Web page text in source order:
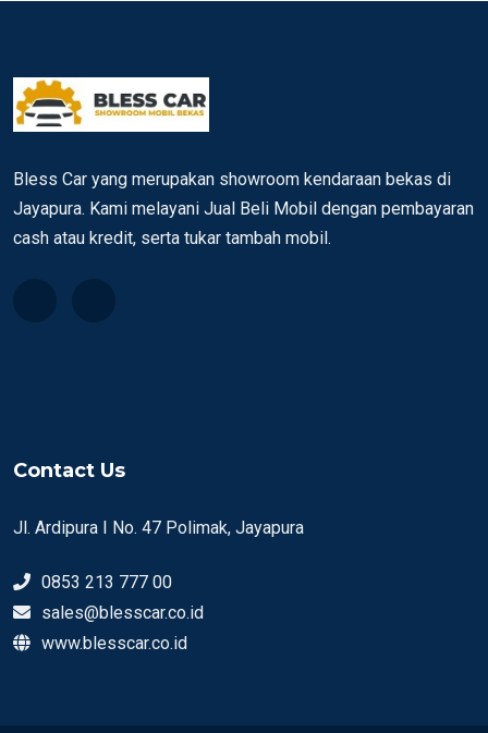
Bless Car yang merupakan showroom kendaraan bekas di
Jayapura. Kami melayani Jual Beli Mobil dengan pembayaran
cash atau kredit, serta tukar tambah mobil.
Contact Us
Jl. Ardipura I No. 47 Polimak, Jayapura
0853 213 777 00
sales@blesscar.co.id
www.blesscar.co.id